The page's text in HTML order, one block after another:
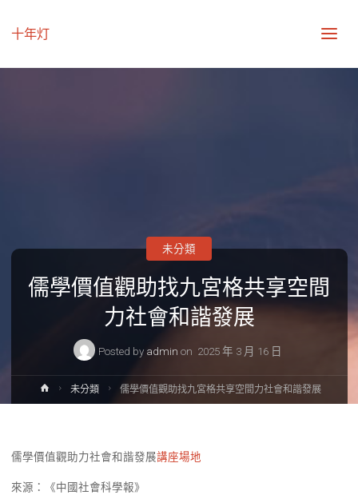
十年灯
儒學價值觀助找九宮格共享空間
力社會和諧發展
Posted by admin on 2025 年 3 月 16 日
未分類
Home未分類 儒學價值觀助找九宮格共享空間力社會和諧發展
儒學價值觀助力社會和諧發展講座場地
來源：《中國社會科學報》